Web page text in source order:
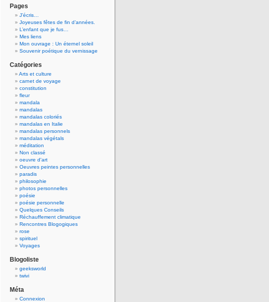
Pages
J’écris…
Joyeuses fêtes de fin d’années.
L’enfant que je fus…
Mes liens
Mon ouvrage : Un éternel soleil
Souvenir poétique du vernissage
Catégories
Arts et culture
carnet de voyage
constitution
fleur
mandala
mandalas
mandalas coloriés
mandalas en Italie
mandalas personnels
mandalas végétals
méditation
Non classé
oeuvre d'art
Oeuvres peintes personnelles
paradis
philosophie
photos personnelles
poésie
poésie personnelle
Quelques Conseils
Réchauffement climatique
Rencontres Blogogiques
rose
spirituel
Voyages
Blogoliste
geeksworld
twivi
Méta
Connexion